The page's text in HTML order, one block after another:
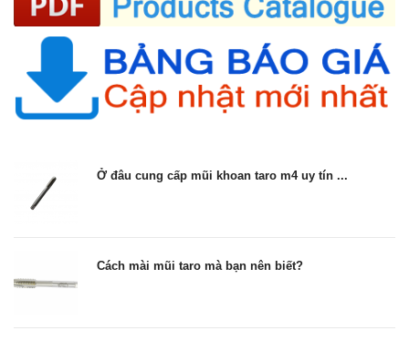
Ở đâu cung cấp mũi khoan taro m4 uy tín ...
Cách mài mũi taro mà bạn nên biết?